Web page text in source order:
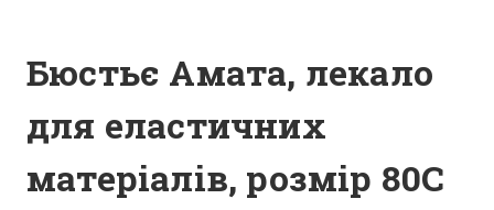
Бюстьє Амата, лекало
для еластичних
матеріалів, розмір 80С